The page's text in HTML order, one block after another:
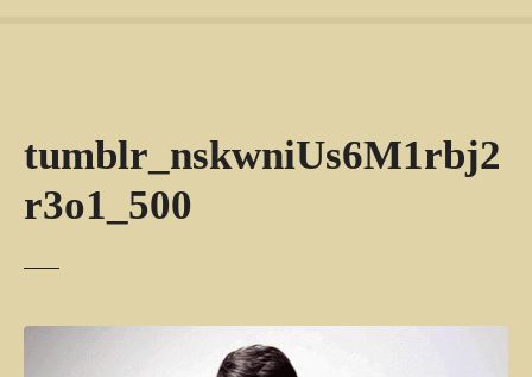
tumblr_nskwniUs6M1rbj2
r3o1_500